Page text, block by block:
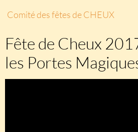
Comité des fêtes de CHEUX
Fête de Cheux
les Portes